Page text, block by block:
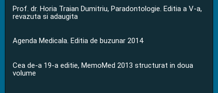
Prof. dr. Horia Traian Dumitriu, Paradontologie. Editia a V-a,
revazuta si adaugita
Agenda Medicala. Editia de buzunar 2014
Cea de-a 19-a editie, MemoMed 2013 structurat in doua
volume